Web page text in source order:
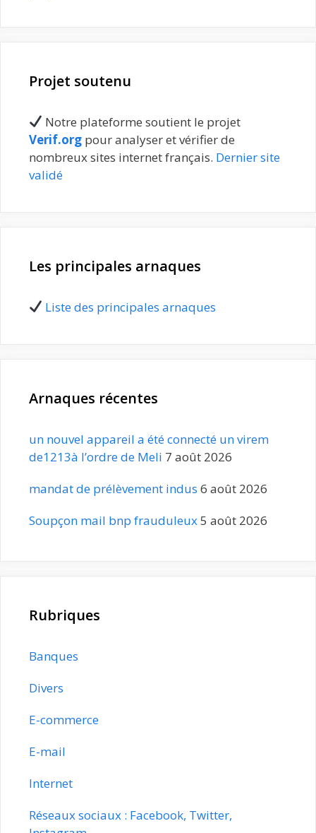
Projet soutenu
Notre plateforme soutient le projet
Verif.org pour analyser et vérifier de
nombreux sites internet français. Dernier site
validé
Les principales arnaques
Liste des principales arnaques
Arnaques récentes
un nouvel appareil a été connecté un virem
de1213à l’ordre de Meli 7 août 2026
mandat de prélèvement indus 6 août 2026
Soupçon mail bnp frauduleux5 août 2026
Rubriques
Banques
Divers
E-commerce
E-mail
Internet
Réseaux sociaux : Facebook, Twitter,